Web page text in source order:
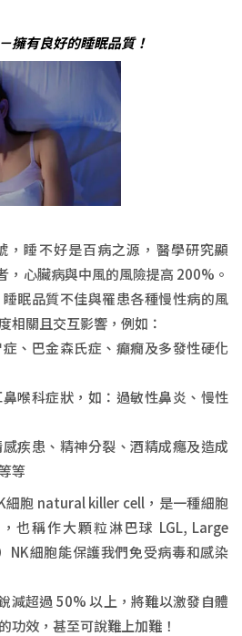
擁有良好的睡眠品質！
，睡不好是百病之源，醫學研究顯
，心臟病與中風的風險提高 200%。
眠品質不佳與罹患各種慢性病的風
相關且交互影響，例如：
、巴金森氏症、癲癇及多發性硬化
喉科症狀，如：過敏性鼻炎、慢性
疾患、精神分裂、酒精成癮及造成
等
細胞 natural killer cell，是一種細胞
也稱作大顆粒淋巴球 LGL, Large
NK細胞能保護我們免受病毒和感染
減超過 50% 以上，將難以激發自體
功效，甚至可說難上加難！